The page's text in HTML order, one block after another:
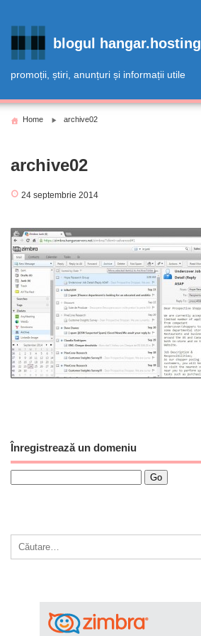
content
blogul hangar.hosting
promoții, știri, anunțuri și informații utile
Home archive02
archive02
24 septembrie 2014
Înregistrează un domeniu
după: